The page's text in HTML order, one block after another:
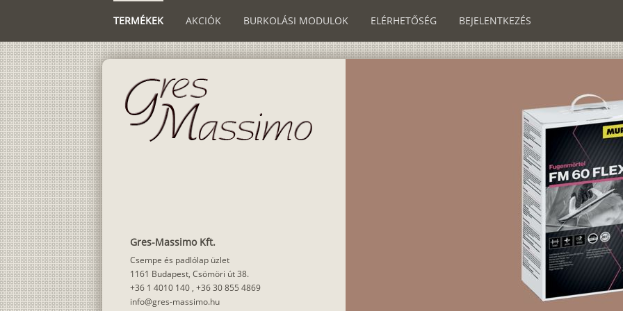
TERMÉKEK AKCIÓK BURKOLÁSI MODULOK ELÉRHETŐSÉG BEJELENTKEZÉS
Gres-Massimo Kft.
Csempe és padlólap üzlet
1161 Budapest, Csömöri út 38.
+36 1 4010 140 , +36 30 855 4869
info@gres-massimo.hu